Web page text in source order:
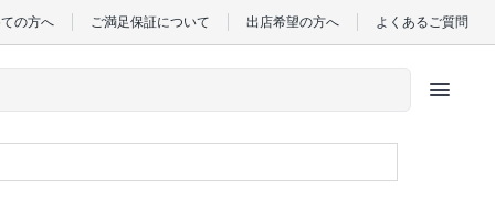
の方へ ご満足保証について 出店希望の方へ よくあるご質問
menu